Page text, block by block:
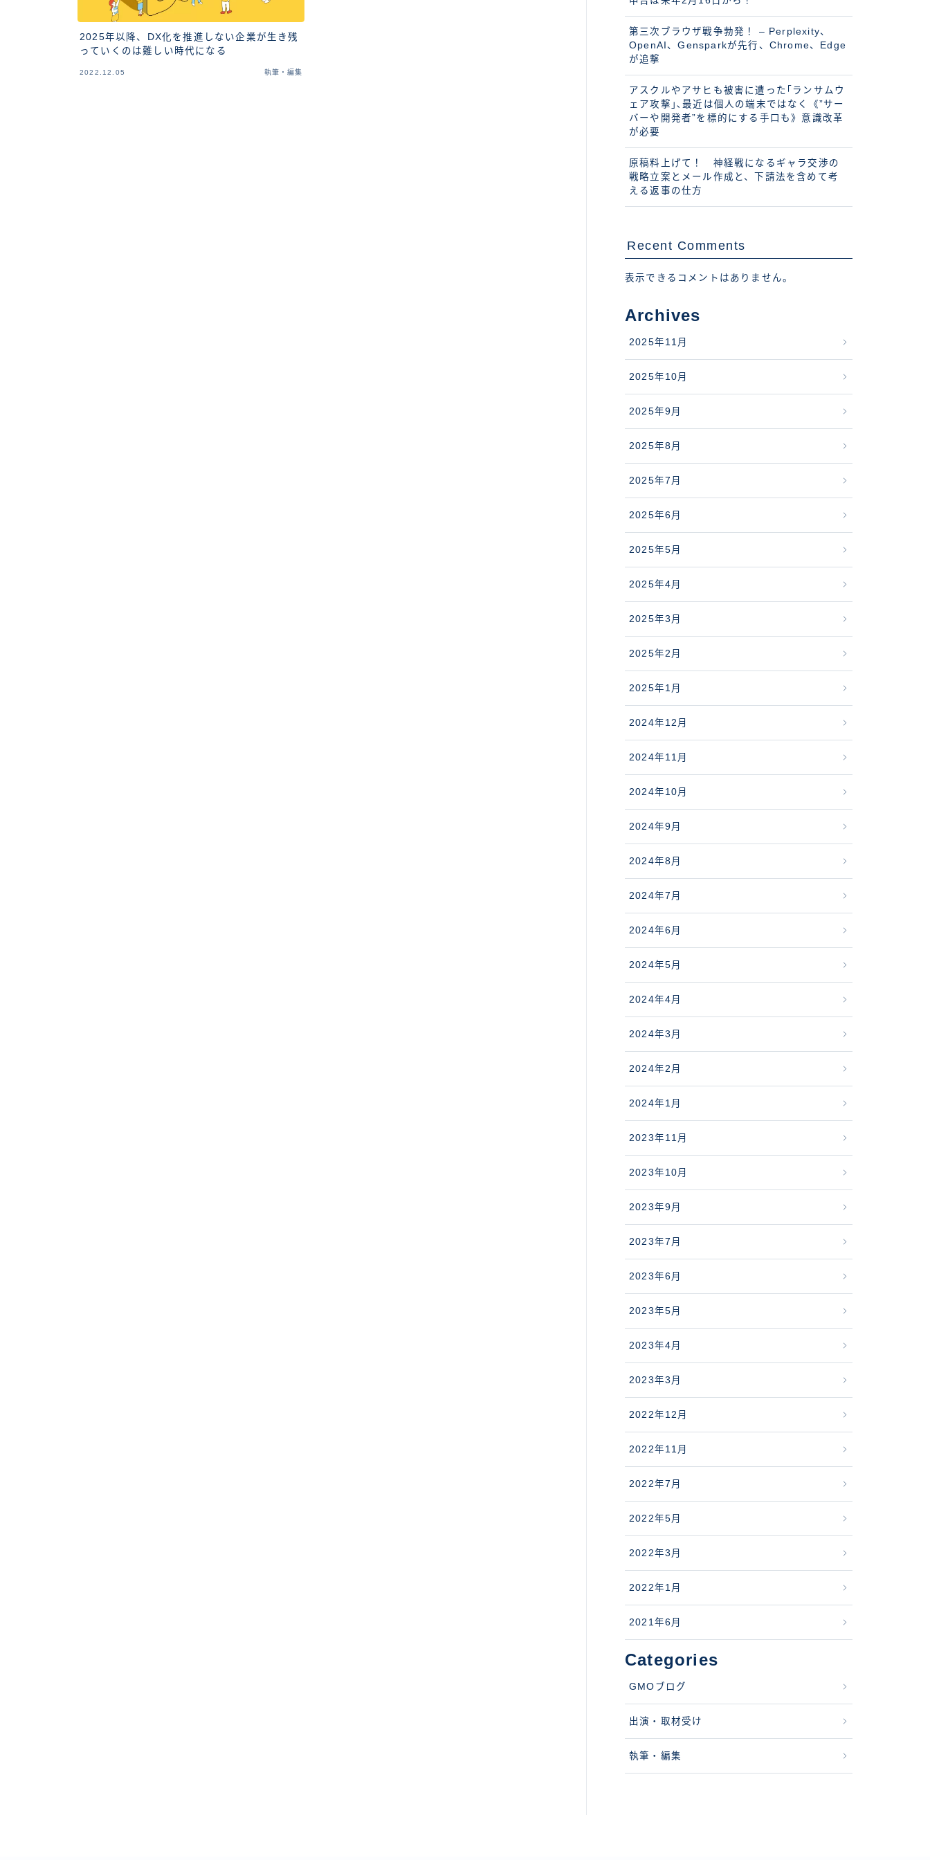
2025年以降、DX化を推進しない企業が生き残
っていくのは難しい時代になる
2022.12.05 執筆・編集
第三次ブラウザ戦争勃発！ – Perplexity、
OpenAI、Gensparkが先行、Chrome、Edge
が追撃
アスクルやアサヒも被害に遭った｢ランサムウ
ェア攻撃｣､最近は個人の端末ではなく《”サー
バーや開発者”を標的にする手口も》意識改革
が必要
原稿料上げて！ 神経戦になるギャラ交渉の
戦略立案とメール作成と、下請法を含めて考
える返事の仕方
Recent Comments
表示できるコメントはありません。
Archives
2025年11月
2025年10月
2025年9月
2025年8月
2025年7月
2025年6月
2025年5月
2025年4月
2025年3月
2025年2月
2025年1月
2024年12月
2024年11月
2024年10月
2024年9月
2024年8月
2024年7月
2024年6月
2024年5月
2024年4月
2024年3月
2024年2月
2024年1月
2023年11月
2023年10月
2023年9月
2023年7月
2023年6月
2023年5月
2023年4月
2023年3月
2022年12月
2022年11月
2022年7月
2022年5月
2022年3月
2022年1月
2021年6月
Categories
GMOブログ
出演・取材受け
執筆・編集